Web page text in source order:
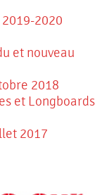
2019-2020
et nouveau
2018
et Longboards
2017